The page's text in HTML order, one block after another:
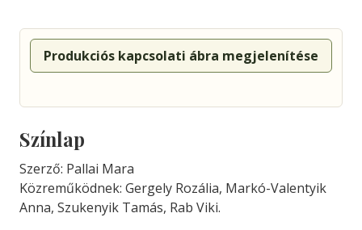
Produkciós kapcsolati ábra megjelenítése
Színlap
Szerző: Pallai Mara
Közreműködnek: Gergely Rozália, Markó-Valentyik
Anna, Szukenyik Tamás, Rab Viki.